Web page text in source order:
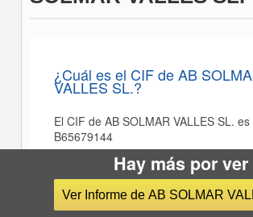
¿Cuál es el CIF de AB
VALLES SL.?
El CIF de AB SOLMAR VALLES SL. es
B65679144
¿Cúal es el sector de
SOLMAR VALLES SL.? ¿A
Hay más por ver
Ver Informe de AB SOLMAR